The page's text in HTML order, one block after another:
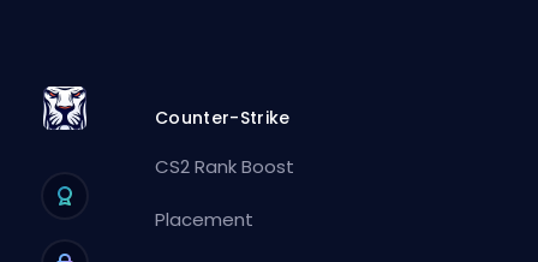
Counter-Strike
CS2 Rank Boost
Placement